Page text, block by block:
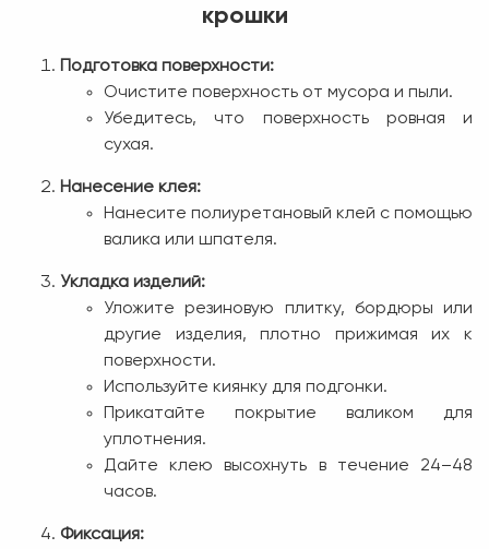
крошки
Подготовка поверхности:
Очистите поверхность от мусора и пыли.
Убедитесь, что поверхность ровная и
сухая.
Нанесение клея:
Нанесите полиуретановый клей с помощью
валика или шпателя.
Укладка изделий:
Уложите резиновую плитку, бордюры или
другие изделия, плотно прижимая их к
поверхности.
Используйте киянку для подгонки.
Прикатайте покрытие валиком для
уплотнения.
Дайте клею высохнуть в течение 24–48
часов.
Фиксация: